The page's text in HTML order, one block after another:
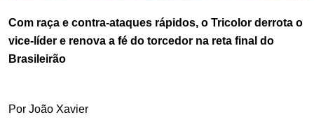
Com raça e contra-ataques rápidos, o Tricolor derrota o
vice-líder e renova a fé do torcedor na reta final do
Brasileirão
Por João Xavier